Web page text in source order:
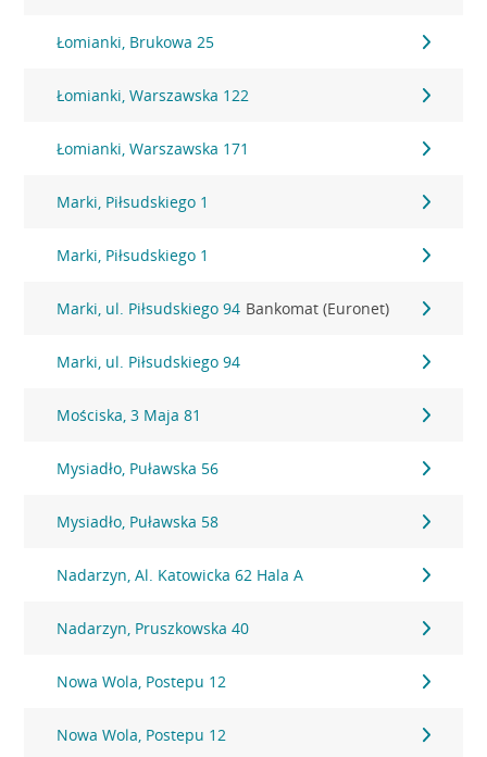
Łomianki, Brukowa 25
Łomianki, Warszawska 122
Łomianki, Warszawska 171
Marki, Piłsudskiego 1
Marki, Piłsudskiego 1
Marki, ul. Piłsudskiego 94 Bankomat (Euronet)
Marki, ul. Piłsudskiego 94
Mościska, 3 Maja 81
Mysiadło, Puławska 56
Mysiadło, Puławska 58
Nadarzyn, Al. Katowicka 62 Hala A
Nadarzyn, Pruszkowska 40
Nowa Wola, Postepu 12
Nowa Wola, Postepu 12